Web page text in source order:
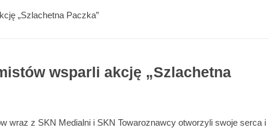
„Szlachetna Paczka”
wsparli akcję „Szlachetna
wraz z SKN Medialni i SKN Towaroznawcy otworzyli swoje serca i